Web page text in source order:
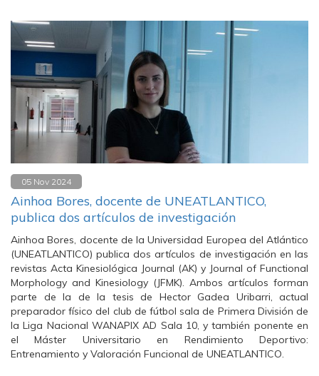
05 Nov 2024
Ainhoa Bores, docente de UNEATLANTICO,
publica dos artículos de investigación
Ainhoa Bores, docente de la Universidad Europea del Atlántico
(UNEATLANTICO) publica dos artículos de investigación en las
revistas Acta Kinesiológica Journal (AK) y Journal of Functional
Morphology and Kinesiology (JFMK). Ambos artículos forman
parte de la de la tesis de Hector Gadea Uribarri, actual
preparador físico del club de fútbol sala de Primera División de
la Liga Nacional WANAPIX AD Sala 10, y también ponente en
el Máster Universitario en Rendimiento Deportivo:
Entrenamiento y Valoración Funcional de UNEATLANTICO.